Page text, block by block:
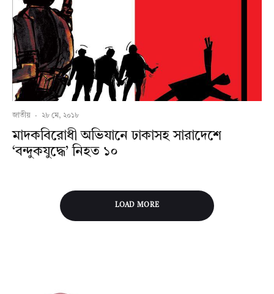
জাতীয় · ২৮ মে, ২০১৮
মাদকবিরোধী অভিযানে ঢাকাসহ সারাদেশে
‘বন্দুকযুদ্ধে’ নিহত ১০
LOAD MORE